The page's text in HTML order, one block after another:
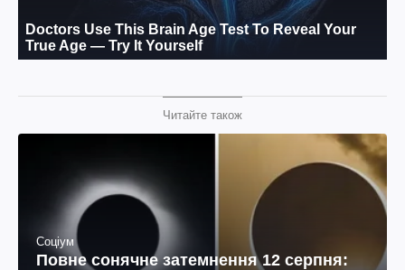
Читайте також
Соціум
Повне сонячне затемнення 12 серпня: